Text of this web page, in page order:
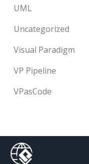
UML
Uncategorized
Visual Paradigm
VP Pipeline
VPasCode